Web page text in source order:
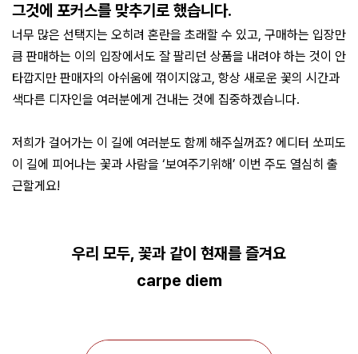
그것에 포커스를 맞추기로 했습니다.
너무 많은 선택지는 오히려 혼란을 초래할 수 있고, 구매하는 입장만
큼 판매하는 이의 입장에서도 잘 팔리던 상품을 내려야 하는 것이 안
타깝지만 판매자의 아쉬움에 꺾이지않고, 항상 새로운 꽃의 시간과
색다른 디자인을 여러분에게 건내는 것에 집중하겠습니다.
저희가 걸어가는 이 길에 여러분도 함께 해주실꺼죠? 에디터 쏘피도
이 길에 피어나는 꽃과 사람을 ‘보여주기위해’ 이번 주도 열심히 출
근할게요!
우리 모두, 꽃과 같이 현재를 즐겨요
carpe diem